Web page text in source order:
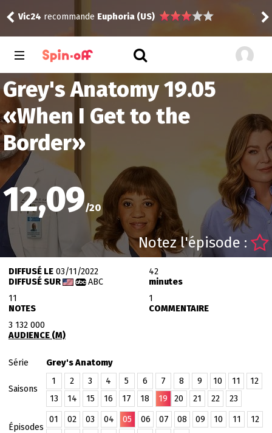
Euphoria (US) Vic24a noté
Grey's Anatomy 19.05
«When I Get to the
Border»
12,09/20
Notez l'épisode :
DIFFUSÉ LE03/11/2022
DIFFUSÉ SUR
ABC
42
minutes
11
NOTES
1
COMMENTAIRE
3 132 000
AUDIENCE (M)
Série Grey's Anatomy
Saisons
1 2 3 4 5 6 7 8 9 10 11
12
13
14 15 16 17 18 19 20 21 22 23
Épisodes
01 02 03 04 05 06 07 08 09 10 11
12